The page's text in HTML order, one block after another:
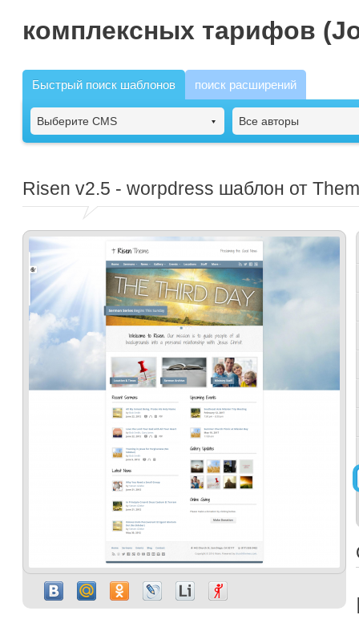
комплексных тарифов
Быстрый поиск шаблонов поиск расширений
Выберите CMS Все авторы
Risen v2.5 - worpdress шаблон от